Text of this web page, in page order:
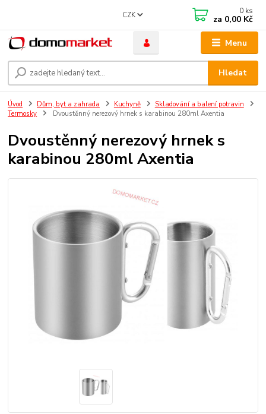
Menu
CZK
Hledat
0 ks
za 0,00 Kč
Úvod Dům, byt a zahrada Kuchyně
Skladování a balení potravin
Termosky
Dvoustěnný nerezový hrnek s karabinou 280ml Axentia
Dvoustěnný nerezový hrnek s
karabinou 280ml Axentia